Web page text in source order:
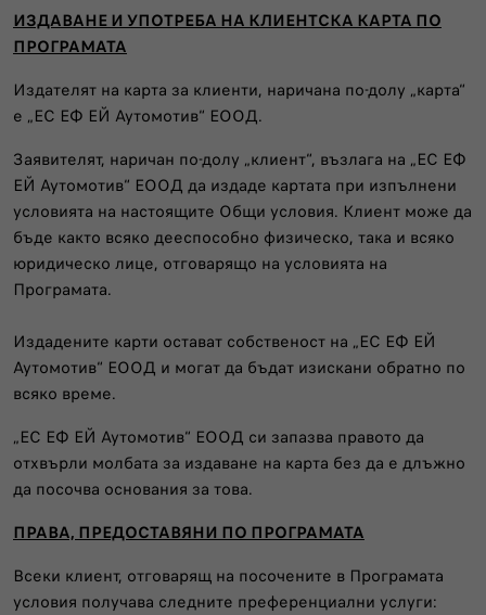
ИЗДАВАНЕ И УПОТРЕБА НА КЛИЕНТСКА КАРТА ПО
ПРОГРАМАТА
Издателят на карта за клиенти, наричана по-долу „карта“
е „ЕС ЕФ ЕЙ Аутомотив“ ЕООД.
Заявителят, наричан по-долу „клиент“, възлага на „ЕС ЕФ
ЕЙ Аутомотив“ ЕООД да издаде картата при изпълнени
условията на настоящите Общи условия. Клиент може да
бъде както всяко дееспособно физическо, така и всяко
юридическо лице, отговарящо на условията на
Програмата.
Издадените карти остават собственост на „ЕС ЕФ ЕЙ
Аутомотив“ ЕООД и могат да бъдат изискани обратно по
всяко време.
„ЕС ЕФ ЕЙ Аутомотив“ ЕООД си запазва правото да
отхвърли молбата за издаване на карта без да е длъжно
да посочва основания за това.
ПРАВА, ПРЕДОСТАВЯНИ ПО ПРОГРАМАТА
Всеки клиент, отговарящ на посочените в Програмата
условия получава следните преференциални услуги: